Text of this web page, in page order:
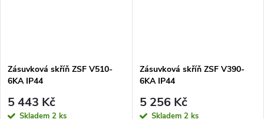
Zásuvková skříň ZSF V510-
6KA IP44
5 443 Kč
Skladem 2 ks
Zásuvková skříň ZSF V390-
6KA IP44
5 256 Kč
Skladem 2 ks